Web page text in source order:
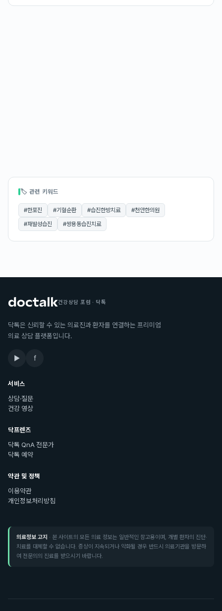
🏷 관련 키워드
#한포진 #기혈순환 #습진한방치료 #천안한의원
#재발성습진 #쌍용동습진치료
건강상담 포럼 · 닥톡
닥톡은 신뢰할 수 있는 의료진과 환자를 연결하는 프리미엄
의료 상담 플랫폼입니다.
▶ f
서비스
상담·질문
건강 영상
닥프렌즈
닥톡 QnA 전문가
닥톡 예약
약관 및 정책
이용약관
개인정보처리방침
의료정보 고지 · 본 사이트의 모든 의료 정보는 일반적인 참고용이며, 개별 환자의 진단·
치료를 대체할 수 없습니다. 증상이 지속되거나 악화될 경우 반드시 의료기관을 방문하
여 전문의의 진료를 받으시기 바랍니다.